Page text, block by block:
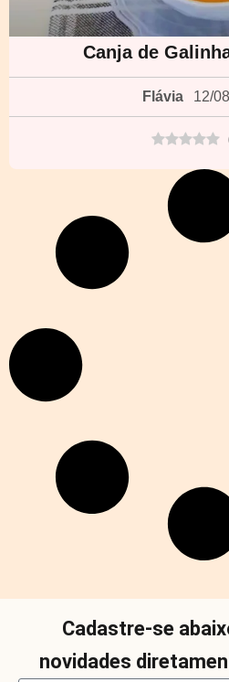
Canja de
Flávia 12/
Cadastre-se
novidades